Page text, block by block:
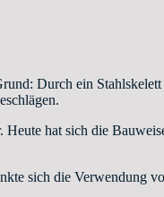
Durch ein Stahlskelett
hat sich die
sich die Verwendung